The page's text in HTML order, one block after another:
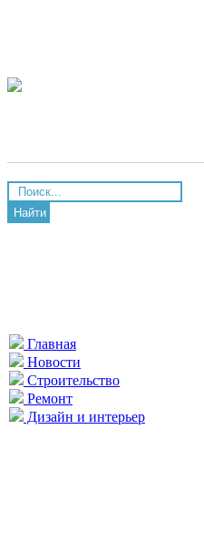
Найти
Главная
Новости
Строительство
Ремонт
Дизайн и интерьер